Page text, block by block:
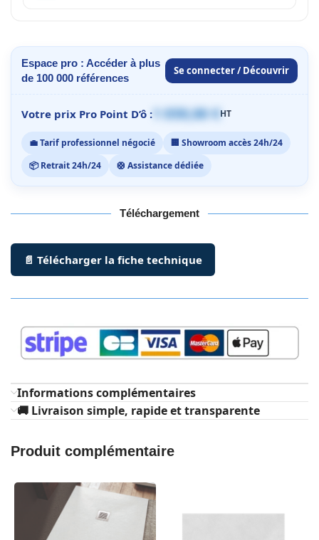
Espace pro : Accéder à plus
de 100 000 références
Se connecter / Découvrir
Votre prix Pro Point D’ô : 1 059,00 €HT
💼 Tarif professionnel négocié
🏢 Showroom accès 24h/24
📦 Retrait 24h/24
🛟 Assistance dédiée
Téléchargement
📄 Télécharger la fiche technique
Informations complémentaires
🚚 Livraison simple, rapide et transparente
Produit complémentaire